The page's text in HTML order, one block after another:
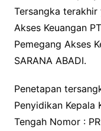
Tersangka terakhir
Akses Keuangan
Pemegang Akses
SARANA ABADI.
Penetapan
Penyidikan Kepala
Tengah Nomor :